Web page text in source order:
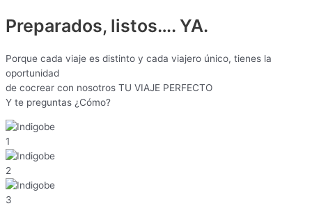
Preparados, listos…. YA.
Porque cada viaje es distinto y cada viajero único, tienes la
oportunidad
de cocrear con nosotros TU VIAJE PERFECTO
Y te preguntas ¿Cómo?
1
2
3